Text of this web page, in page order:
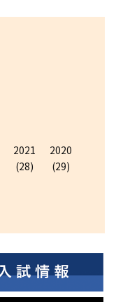
2021
(28)
2020
(29)